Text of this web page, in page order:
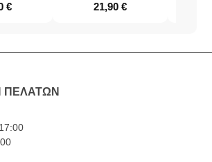
€ 21,90 €
ΠΕΛΑΤΩΝ